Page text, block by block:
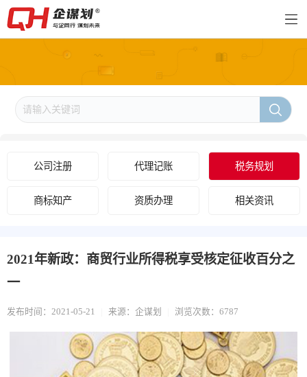
公司注册 代理记账 税务规划
商标知产 资质办理 相关资讯
2021年新政：商贸行业所得税享受核定征收百分之
一
发布时间：2021-05-21 来源：企谋划 浏览次数：6787